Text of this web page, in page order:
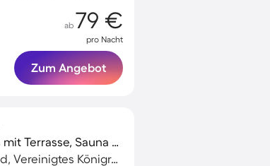
ab 79 €
pro Nacht
Zum Angebot
Voll ausgestattetes Ferienhaus mit Terrasse, Sauna und Pool | Naturblick | Hunde erlaubt
Somerford Keynes, Cotswold, Vereinigtes Königreich